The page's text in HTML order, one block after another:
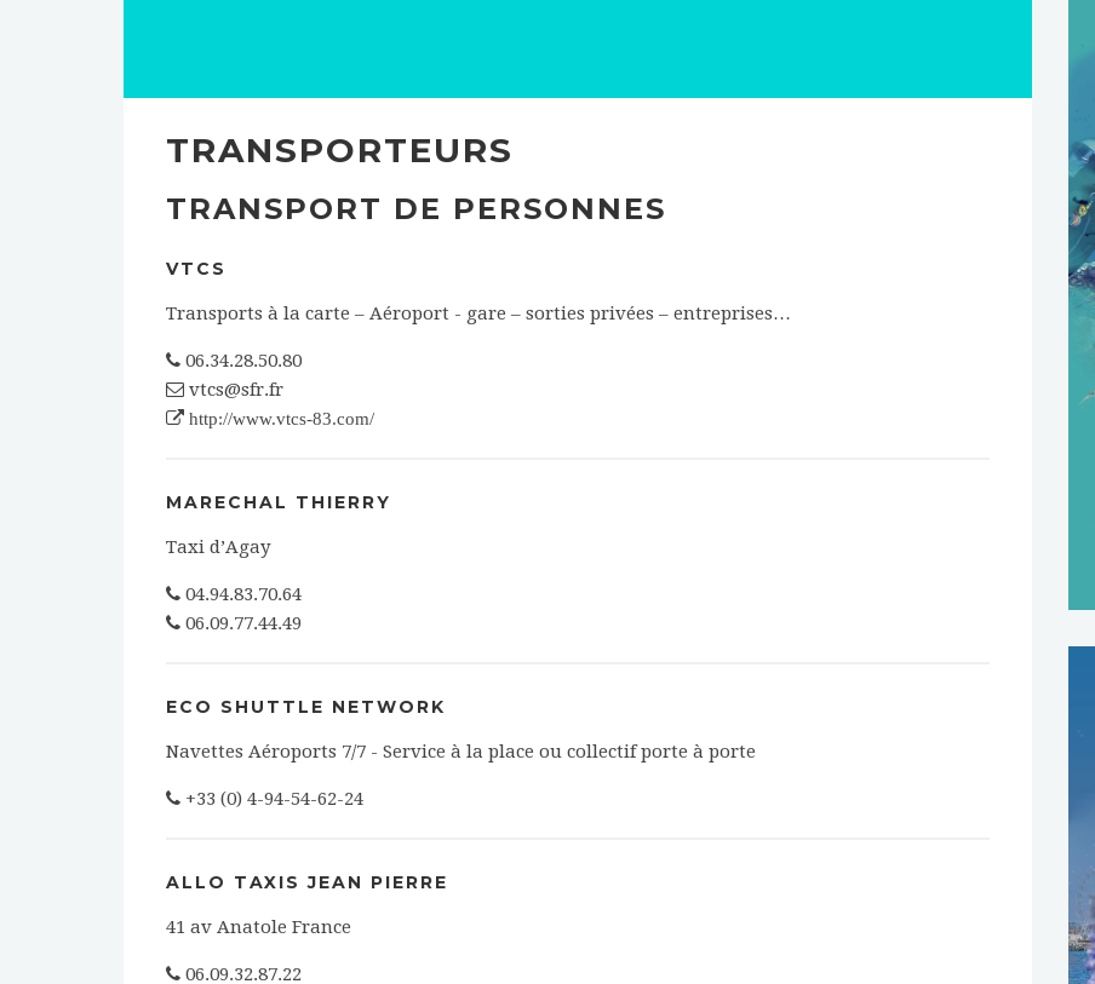
TRANSPORTEURS
TRANSPORT DE PERSONNES
VTCS
Transports à la carte – Aéroport - gare – sorties privées – entreprises…
06.34.28.50.80
vtcs@sfr.fr
http://www.vtcs-83.com/
MARECHAL THIERRY
Taxi d’Agay
04.94.83.70.64
06.09.77.44.49
ECO SHUTTLE NETWORK
Navettes Aéroports 7/7 - Service à la place ou collectif porte à porte
+33 (0) 4-94-54-62-24
ALLO TAXIS JEAN PIERRE
41 av Anatole France
06.09.32.87.22